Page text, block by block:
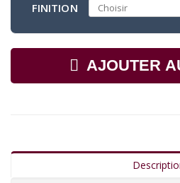
FINITION
AJOUTER